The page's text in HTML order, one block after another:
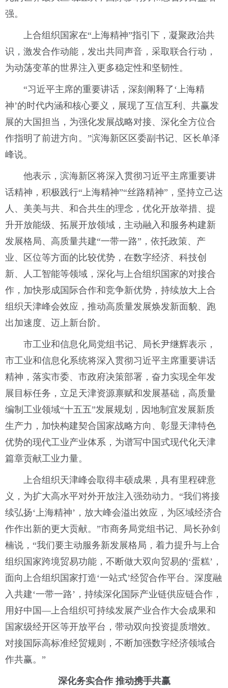
强。
上合组织国家在“上海精神”指引下，凝聚政治共
识，激发合作动能，发出共同声音，采取联合行动，
为动荡变革的世界注入更多稳定性和坚韧性。
“习近平主席的重要讲话，深刻阐释了‘上海精
神’的时代内涵和核心要义，展现了互信互利、共赢发
展的大国担当，为强化发展战略对接、深化全方位合
作指明了前进方向。”滨海新区区委副书记、区长单泽
峰说。
他表示，滨海新区将深入贯彻习近平主席重要讲
话精神，积极践行“上海精神”“丝路精神”，坚持立己达
人、美美与共、和合共生的理念，优化开放举措、提
升开放能级、拓展开放领域，主动融入和服务构建新
发展格局、高质量共建“一带一路”，依托政策、产
业、区位等方面的比较优势，在数字经济、科技创
新、人工智能等领域，深化与上合组织国家的对接合
作，加快形成国际合作和竞争新优势，持续放大上合
组织天津峰会效应，推动高质量发展焕发新面貌、跑
出加速度、迈上新台阶。
市工业和信息化局党组书记、局长尹继辉表示，
市工业和信息化系统将深入贯彻习近平主席重要讲话
精神，落实市委、市政府决策部署，奋力实现全年发
展目标任务，立足天津资源禀赋和发展基础，高质量
编制工业领域“十五五”发展规划，因地制宜发展新质
生产力，加快构建契合国家战略方向、彰显天津特色
优势的现代工业产业体系，为谱写中国式现代化天津
篇章贡献工业力量。
上合组织天津峰会取得丰硕成果，具有里程碑意
义，为扩大高水平对外开放注入强劲动力。“我们将接
续弘扬‘上海精神’，放大峰会溢出效应，为区域经济合
作作出新的更大贡献。”市商务局党组书记、局长孙剑
楠说，“我们要主动服务新发展格局，着力提升与上合
组织国家跨境贸易功能，不断做大双向贸易的‘蛋糕’，
面向上合组织国家打造‘一站式’经贸合作平台。深度融
入共建‘一带一路’，持续深化国际产业链供应链合作，
用好中国—上合组织可持续发展产业合作大会成果和
国家级经开区等开放平台，带动双向投资提质增效。
对接国际高标准经贸规则，不断加强数字经济领域合
作共赢。”
深化务实合作 推动携手共赢